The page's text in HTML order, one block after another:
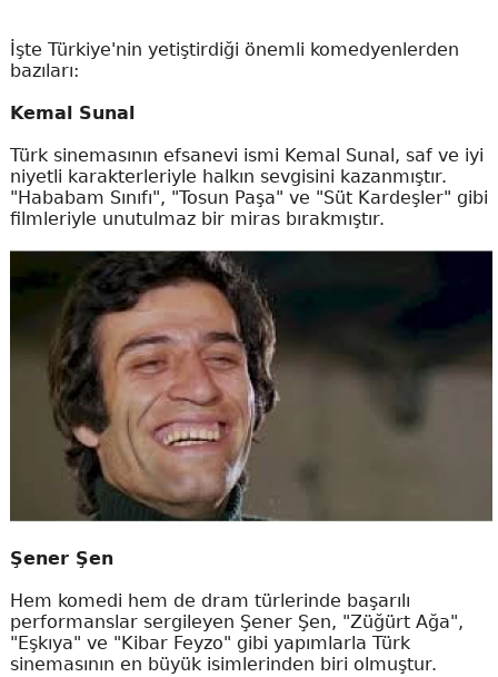
İşte Türkiye'nin yetiştirdiği önemli komedyenlerden
bazıları:
Kemal Sunal
Türk sinemasının efsanevi ismi Kemal Sunal, saf ve iyi
niyetli karakterleriyle halkın sevgisini kazanmıştır.
"Hababam Sınıfı", "Tosun Paşa" ve "Süt Kardeşler" gibi
filmleriyle unutulmaz bir miras bırakmıştır.
Şener Şen
Hem komedi hem de dram türlerinde başarılı
performanslar sergileyen Şener Şen, "Züğürt Ağa",
"Eşkıya" ve "Kibar Feyzo" gibi yapımlarla Türk
sinemasının en büyük isimlerinden biri olmuştur.